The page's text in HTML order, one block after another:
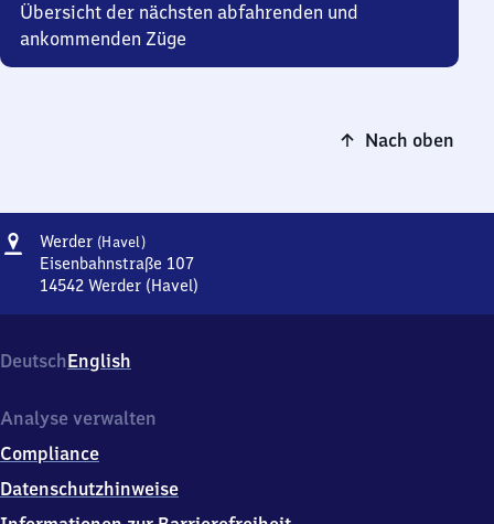
Übersicht der nächsten abfahrenden und
ankommenden Züge
Nach oben
Adresse
Werder (Havel)Werder
(Havel)
Eisenbahnstraße 107
14542 Werder (Havel)
Eisenbahnstraße
107,
4
4
2
DeutschEnglish
Analyse verwalten
Compliance
Datenschutzhinweise